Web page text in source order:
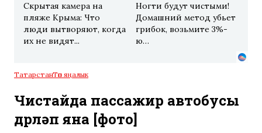
Скрытая камера на
пляже Крыма: Что
люди вытворяют, когда
их не видят...
Ногти будут чистыми!
Домашний метод убьет
грибок, возьмите 3%-
ю…
ТатарстанТөп яңалык
Чистайда пассажир автобусы
дөрләп яна [фото]